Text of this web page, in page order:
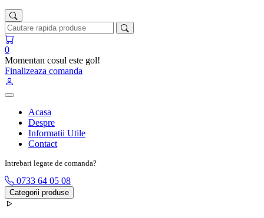
0
Momentan cosul este gol!
Finalizeaza comanda
Acasa
Despre
Informatii Utile
Contact
Intrebari legate de comanda?
0733 64 05 08
Categorii produse